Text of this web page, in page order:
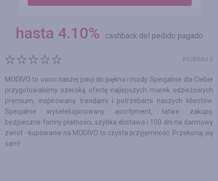
hasta 4.10% cashback del pedido pagado
RESEÑAS 0
MODIVO to owoc naszej pasji do piękna i mody. Specjalnie dla Ciebie
przygotowaliśmy szeroką ofertę najlepszych marek odzieżowych
premium, inspirowaną trendami i potrzebami naszych klientów.
Specjalnie wyselekcjonowany asortyment, łatwe zakupy,
bezpieczne formy płatności, szybka dostawa i 100 dni na darmowy
zwrot - kupowanie na MODIVO to czysta przyjemność. Przekonaj się
sam!